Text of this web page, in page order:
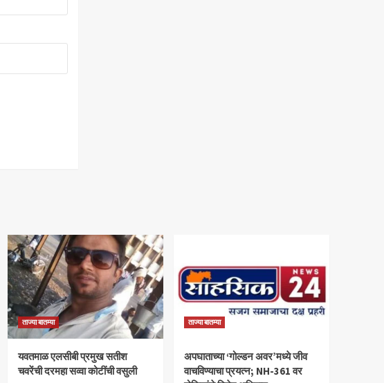
ताज्या बातम्या
यवतमाळ एलसीबी प्रमुख सतीश
चवरेंची दरमहा सव्वा कोटींची वसुली
ताज्या बातम्या
अपघाताच्या ‘गोल्डन अवर’मध्ये जीव
वाचविण्याचा प्रयत्न; NH-361 वर